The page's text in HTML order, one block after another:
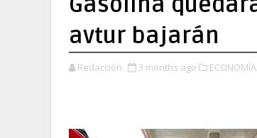
avtur bajarán
Redacción 3 months ago ECONOMÍA,